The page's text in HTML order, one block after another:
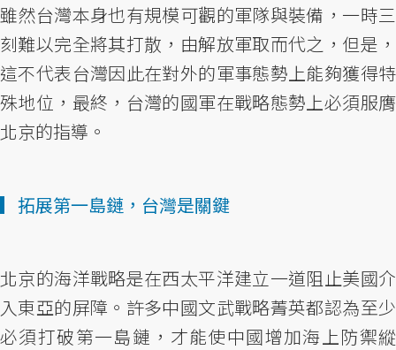
雖然台灣本身也有規模可觀的軍隊與裝備，一時三
刻難以完全將其打散，由解放軍取而代之，但是，
這不代表台灣因此在對外的軍事態勢上能夠獲得特
殊地位，最終，台灣的國軍在戰略態勢上必須服膺
北京的指導。
▎拓展第一島鏈，台灣是關鍵
北京的海洋戰略是在西太平洋建立一道阻止美國介
入東亞的屏障。許多中國文武戰略菁英都認為至少
必須打破第一島鏈，才能使中國增加海上防禦縱